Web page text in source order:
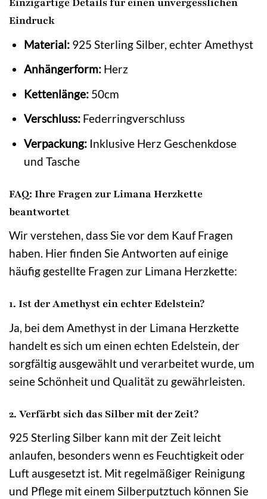
Eindruck
Material:925 Sterling Silber, echter Amethyst
Anhängerform:Herz
Kettenlänge:50cm
Verschluss:Federringverschluss
Verpackung:Inklusive Herz Geschenkdose
und Tasche
FAQ: Ihre Fragen zur Limana Herzkette
beantwortet
Wir verstehen, dass Sie vor dem Kauf Fragen
haben. Hier finden Sie Antworten auf einige
häufig gestellte Fragen zur Limana Herzkette:
1. Ist der Amethyst ein echter Edelstein?
Ja, bei dem Amethyst in der Limana Herzkette
handelt es sich um einen echten Edelstein, der
sorgfältig ausgewählt und verarbeitet wurde, um
seine Schönheit und Qualität zu gewährleisten.
2. Verfärbt sich das Silber mit der Zeit?
925 Sterling Silber kann mit der Zeit leicht
anlaufen, besonders wenn es Feuchtigkeit oder
Luft ausgesetzt ist. Mit regelmäßiger Reinigung
und Pflege mit einem Silberputztuch können Sie